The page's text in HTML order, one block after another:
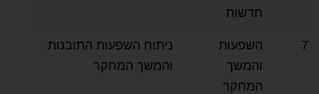
חדשות
7
השפעות
והמשך
המחקר
ניתוח השפעות התובנות
והמשך המחקר